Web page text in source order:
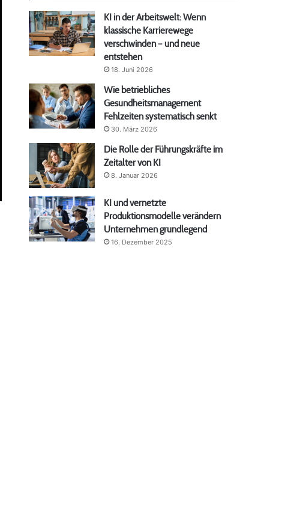
KI in der Arbeitswelt: Wenn
klassische Karrierewege
verschwinden – und neue
entstehen
18. Juni 2026
Wie betriebliches
Gesundheitsmanagement
Fehlzeiten systematisch senkt
30. März 2026
Die Rolle der Führungskräfte im
Zeitalter von KI
8. Januar 2026
KI und vernetzte
Produktionsmodelle verändern
Unternehmen grundlegend
16. Dezember 2025